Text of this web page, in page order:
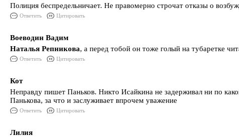
Полиция беспредельничает. Не правомерно строчат отказы о
Ответить Цитировать
Воеводин Вадим
Наталья Репникова, а перед тобой он тоже голый на тубаретке
Ответить Цитировать
Кот
Неправду пишет Паньков. Никто Исайкина не задерживал ни по
Панькова, за что и заслуживает впрочем уважение
Ответить Цитировать
Лилия